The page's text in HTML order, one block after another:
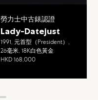
勞力士中古錶認證
Lady-Datejust
1991, 元首型（President）,
26毫米, 18K白色黃金
HKD 168,000